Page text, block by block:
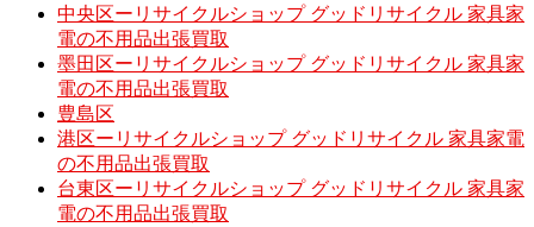
中央区ーリサイクルショップ グッドリサイクル 家具家
電の不用品出張買取
墨田区ーリサイクルショップ グッドリサイクル 家具家
電の不用品出張買取
豊島区
港区ーリサイクルショップ グッドリサイクル 家具家電
の不用品出張買取
台東区ーリサイクルショップ グッドリサイクル 家具家
電の不用品出張買取